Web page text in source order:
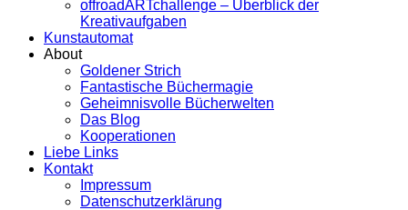
offroadARTchallenge – Überblick der
Kreativaufgaben
Kunstautomat
About
Goldener Strich
Fantastische Büchermagie
Geheimnisvolle Bücherwelten
Das Blog
Kooperationen
Liebe Links
Kontakt
Impressum
Datenschutzerklärung